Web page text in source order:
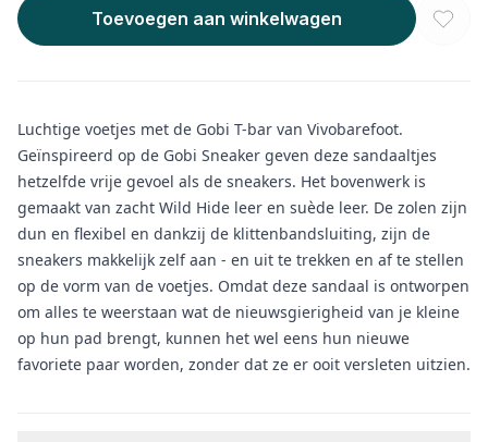
Toevoegen aan winkelwagen
Luchtige voetjes met de Gobi T-bar van Vivobarefoot.
Geïnspireerd op de Gobi Sneaker geven deze sandaaltjes
hetzelfde vrije gevoel als de sneakers. Het bovenwerk is
gemaakt van zacht Wild Hide leer en suède leer. De zolen zijn
dun en flexibel en dankzij de klittenbandsluiting, zijn de
sneakers makkelijk zelf aan - en uit te trekken en af te stellen
op de vorm van de voetjes. Omdat deze sandaal is ontworpen
om alles te weerstaan wat de nieuwsgierigheid van je kleine
op hun pad brengt, kunnen het wel eens hun nieuwe
favoriete paar worden, zonder dat ze er ooit versleten uitzien.